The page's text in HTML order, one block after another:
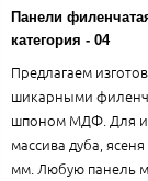
Панели
категория - 04
Предлагаем
шикарными
шпоном МДФ. Для
массива дуба,
мм. Любую панель